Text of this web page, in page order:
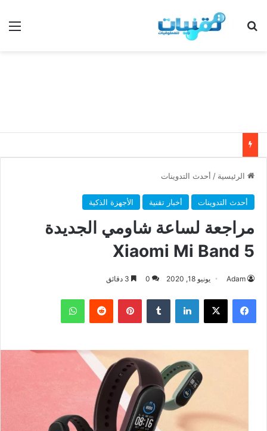
بحث عن
الرئيسية / أحدث التدوينات
أحدث التدوينات أخبار تقنية الأجهزة الذكية
مراجعة لساعة شاومي الجديدة
Xiaomi Mi Band 5
Adam يونيو 18, 2020 0
فيسبوك ‫X لينكدإن بينتيريست واتساب